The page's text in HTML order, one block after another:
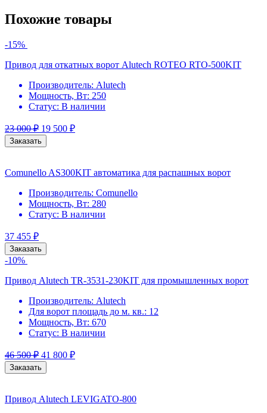
Похожие товары
-15%
Привод для откатных ворот Alutech ROTEO RTO-500KIT
Производитель: Alutech
Мощность, Вт: 250
Статус: В наличии
23 000₽ 19 500 ₽
Заказать
Comunello AS300KIT автоматика для распашных ворот
Производитель: Comunello
Мощность, Вт: 280
Статус: В наличии
37 455 ₽
Заказать
-10%
Привод Alutech TR-3531-230KIT для промышленных ворот
Производитель: Alutech
Для ворот площадь до м. кв.: 12
Мощность, Вт: 670
Статус: В наличии
46 500₽ 41 800 ₽
Заказать
Привод Alutech LEVIGATO-800